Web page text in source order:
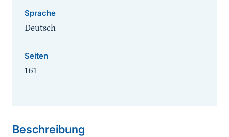
Sprache
Deutsch
Seiten
161
Beschreibung